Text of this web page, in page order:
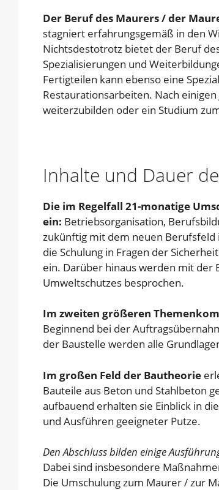
Der Beruf des Maurers / der
stagniert erfahrungsgemäß in den
Nichtsdestotrotz bietet der Beruf
Spezialisierungen und
Fertigteilen kann ebenso eine
Restaurationsarbeiten. Nach
weiterzubilden oder ein Studium
Inhalte und Dauer
Die im Regelfall 21-monatige
ein: Betriebsorganisation,
zukünftig mit dem neuen
die Schulung in Fragen der
ein. Darüber hinaus werden mit der
Umweltschutzes besprochen.
Im zweiten größeren
Beginnend bei der
der Baustelle werden alle
Im großen Feld der Bautheorie
Bauteile aus Beton und Stahlbeton
aufbauend erhalten sie Einblick in
und Ausführen geeigneter Putze.
Den Abschluss bilden einige
Dabei sind insbesondere
Die Umschulung zum Maurer / zur